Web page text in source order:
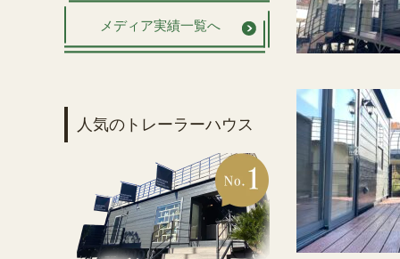
メディア実績一覧へ
人気のトレーラーハウス